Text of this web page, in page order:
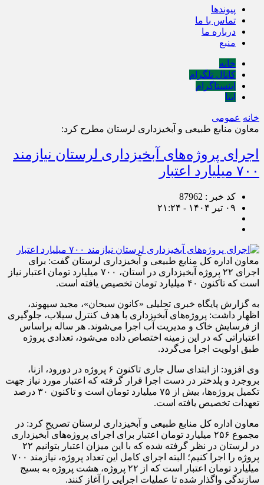
پیوندها
تماس با ما
درباره ما
منبع
خانه
کانال تلگرام
اینستاگرام
ایتا
خانه عمومی
معاون منابع طبیعی و آبخیزداری لرستان مطرح کرد:
اجرای پروژه‌های آبخیزداری لرستان نیازمند
۷۰۰ میلیارد اعتبار
کد خبر : 87962
۰۹ تیر ۱۴۰۴ - ۲۱:۲۴
معاون اداره‌ کل منابع طبیعی و آبخیزداری لرستان گفت: برای
اجرای ۲۲ پروژه آبخیزداری در استان، ۷۰۰ میلیارد تومان اعتبار نیاز
است که تاکنون ۴۰ میلیارد تومان تخصیص یافته است.
به گزارش پایگاه خبری تحلیلی «کانون سبحان»، مجید سپهوند،
اظهار داشت: پروژه‌های آبخیزداری با هدف کنترل سیلاب، جلوگیری
از فرسایش خاک و مدیریت آب اجرا می‌شوند. هر ساله براساس
اعتباراتی که در این زمینه اختصاص داده می‌شود، تعدادی پروژه
طبق اولویت اجرا می‌گردد.
وی افزود: از ابتدای سال جاری تاکنون ۶ پروژه در دورود، ازنا،
بروجرد و پلدختر در دست اجرا قرار گرفته که اعتبار مورد نیاز جهت
تکمیل پروژه‌ها، بیش از ۷۵ میلیارد تومان است و تاکنون ۳۰ درصد
تعهدات تخصیص یافته است.
معاون اداره‌ کل منابع طبیعی و آبخیزداری لرستان تصریح کرد: در
مجموع ۲۵۶ میلیارد تومان اعتبار برای اجرای پروژه‌های آبخیزداری
در لرستان در نظر گرفته شده که با این میزان اعتبار بتوانیم ۲۲
پروژه را اجرا کنیم؛ البته اجرای کامل این تعداد پروژه، نیازمند ۷۰۰
میلیارد تومان اعتبار است که از ۲۲ پروژه، هشت پروژه به بسیج
سازندگی واگذار شده تا عملیات اجرایی را آغاز کنند.